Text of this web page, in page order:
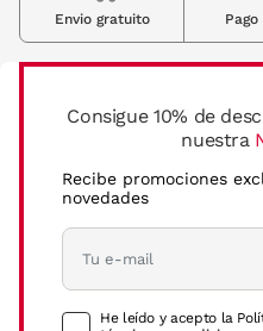
Consigue 10% de
nuestra
Recibe promociones
novedades
He leído y acepto la
Envio gratuito Pago